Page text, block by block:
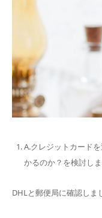
A.クレジットカード
かるのか？を検討しま
DHLと郵便局に確認しま